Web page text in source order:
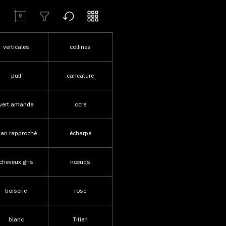
9
verticales collines
pull caricature
amande ocre
rapproché écharpe
cheveux gris nœuds
boiserie rose
blanc Titien